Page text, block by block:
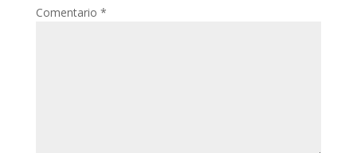
Comentario *